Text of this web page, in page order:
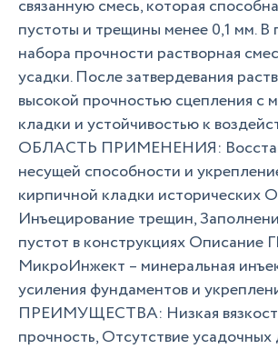
связанную смесь, которая
пустоты и трещины менее 0,1 мм. В
набора прочности растворная
усадки. После затвердевания
высокой прочностью сцепления с
кладки и устойчивостью к
ОБЛАСТЬ ПРИМЕНЕНИЯ:
несущей способности и
кирпичной кладки исторических
Инъецирование трещин,
пустот в конструкциях Описание
МикроИнжект – минеральная
усиления фундаментов и
ПРЕИМУЩЕСТВА: Низкая
прочность, Отсутствие